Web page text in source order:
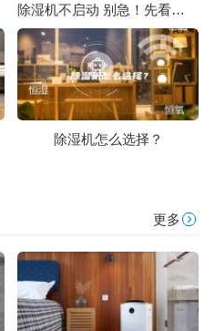
除湿机不启动 别急！先看看是不是这些原因
除湿机怎么选择？
更多